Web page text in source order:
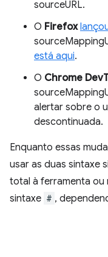
sourceURL.
O Firefox
está aqui.
O Chrome
alertar sobre o
descontinuada.
Enquanto essas
usar as duas sintaxe
total à ferramenta ou
sintaxe # ,